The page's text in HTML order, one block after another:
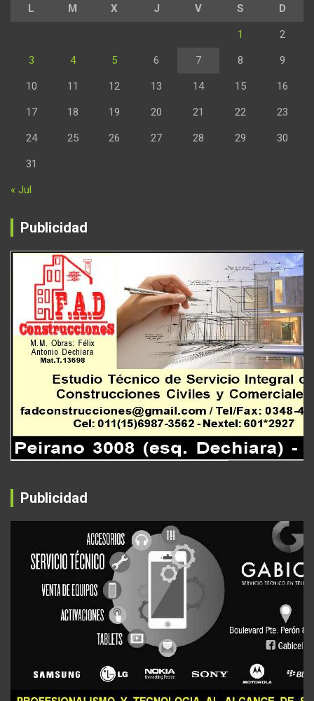
L M X J V S D
1 2
3 4 5 6 7 8 9
10 11 12 13 14 15 16
17 18 19 20 21 22 23
24 25 26 27 28 29 30
31
« Jul
Publicidad
Publicidad